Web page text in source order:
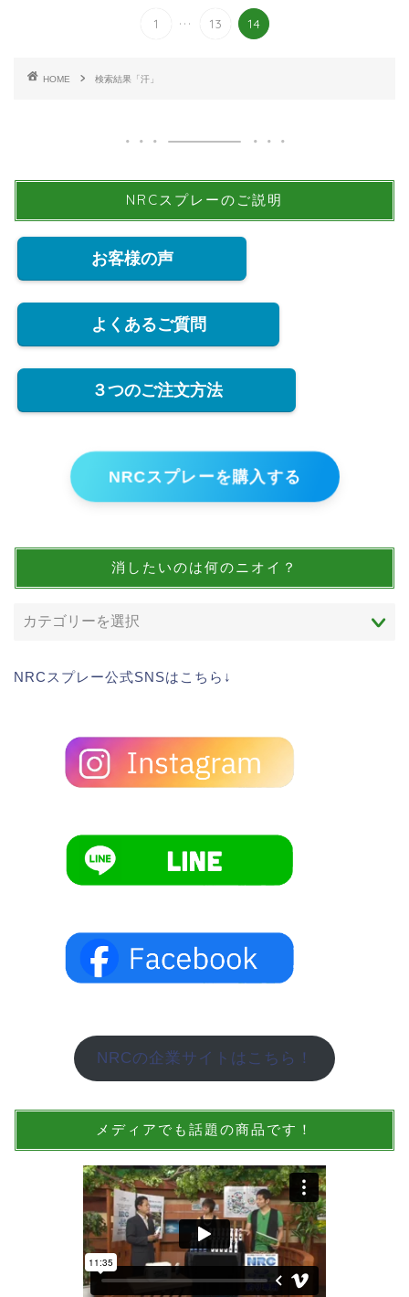
1 ... 13 14
HOME 検索結果「汗」
NRCスプレーのご説明
お客様の声
よくあるご質問
３つのご注文方法
NRCスプレーを購入する
消したいのは何のニオイ？
NRCスプレー公式SNSはこちら↓
NRCの企業サイトはこちら！
メディアでも話題の商品です！